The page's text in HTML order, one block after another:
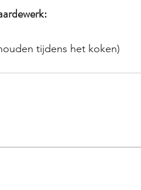
tijdens het koken)